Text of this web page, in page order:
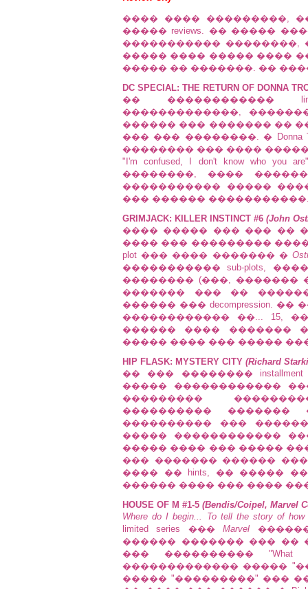
���� ���� ���������, ��
����� reviews. �� �����
����������� ��������,
����� ���� ����� ����
����� �� �������. ��
DC SPECIAL: THE RETURN OF DONNA
�� ������������
�������������,
������ ��� ������� ��
��� ��� ��������. �
�������� ��� ����
"I'm confused, I don't know who you
��������, ����
����������� �����
��� ������
GRIMJACK: KILLER INSTINCT #6 (John
���� ����� ��� ��� ��
���� ��� ���������
plot ��� ���� ������� �
����������� sub-plots,
�������� (���, �������
������� ��� ��
������ ��� decompression. ��
������������ ��... 15,
������ ���� �������
����� ���� ��� ����� ���
HIP FLASK: MYSTERY CITY (Richard
�� ��� �������� installment
����� ������������
���������
����������
���������� ���
����� ������������
����� ���� ��� �����
��� ������� ������
���� �� hints, �� �����
������ ���� ��� ���� ���
HOUSE OF M #1-5 (Bendis/Coipel, Marvel
Where do I begin... To tell the story of
limited series ���Marvel
������ ������� ��� ��
��� ����������
������������� �����
����� "���������" ���